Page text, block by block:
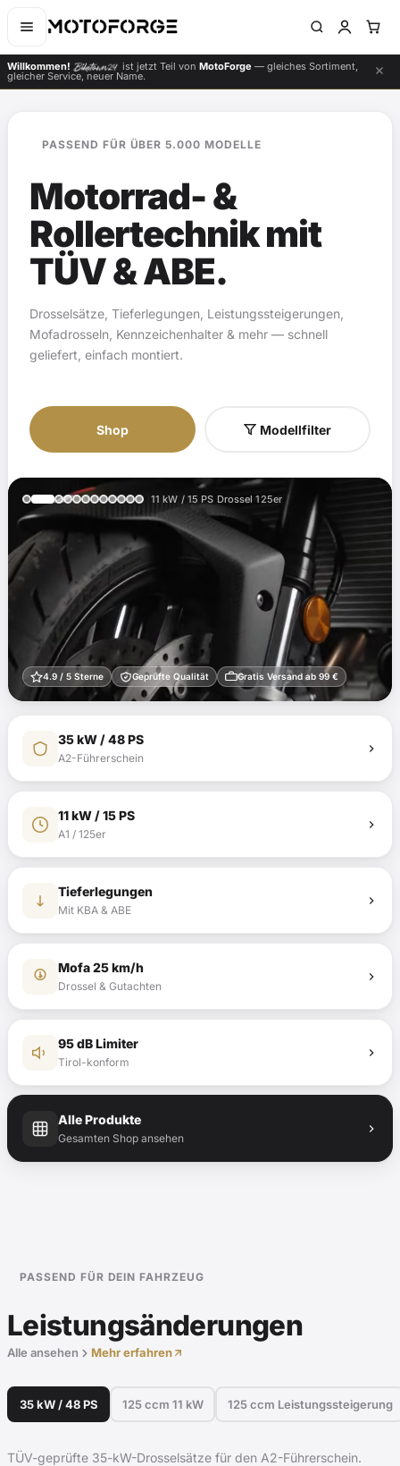
Willkommen! ist jetzt Teil von MotoForge — gleiches Sortiment,
gleicher Service, neuer Name.
PASSEND FÜR ÜBER 5.000 MODELLE
Motorrad- &
Rollertechnik mit
TÜV & ABE.
Drosselsätze, Tieferlegungen, Leistungssteigerungen,
Mofadrosseln, Kennzeichenhalter & mehr — schnell
geliefert, einfach montiert.
Hersteller Modell
Shop Modellfilter
11 kW / 15 PS Drossel 125er
4.9 / 5 Sterne Geprüfte Qualität Gratis Versand ab 99 €
35 kW / 48 PS
A2-Führerschein
11 kW / 15 PS
A1 / 125er
Tieferlegungen
Mit KBA & ABE
Mofa 25 km/h
Drossel & Gutachten
95 dB Limiter
Tirol-konform
Alle Produkte
Gesamten Shop ansehen
PASSEND FÜR DEIN FAHRZEUG
Leistungsänderungen
Alle ansehen Mehr erfahren
35 kW / 48 PS 125 ccm 11 kW 125 ccm Leistungssteigerung
TÜV-geprüfte 35-kW-Drosselsätze für den A2-Führerschein.